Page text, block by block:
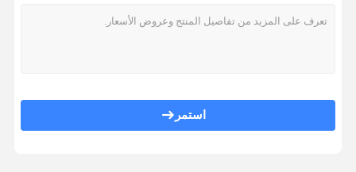
باب مضاد للحريق
استمر